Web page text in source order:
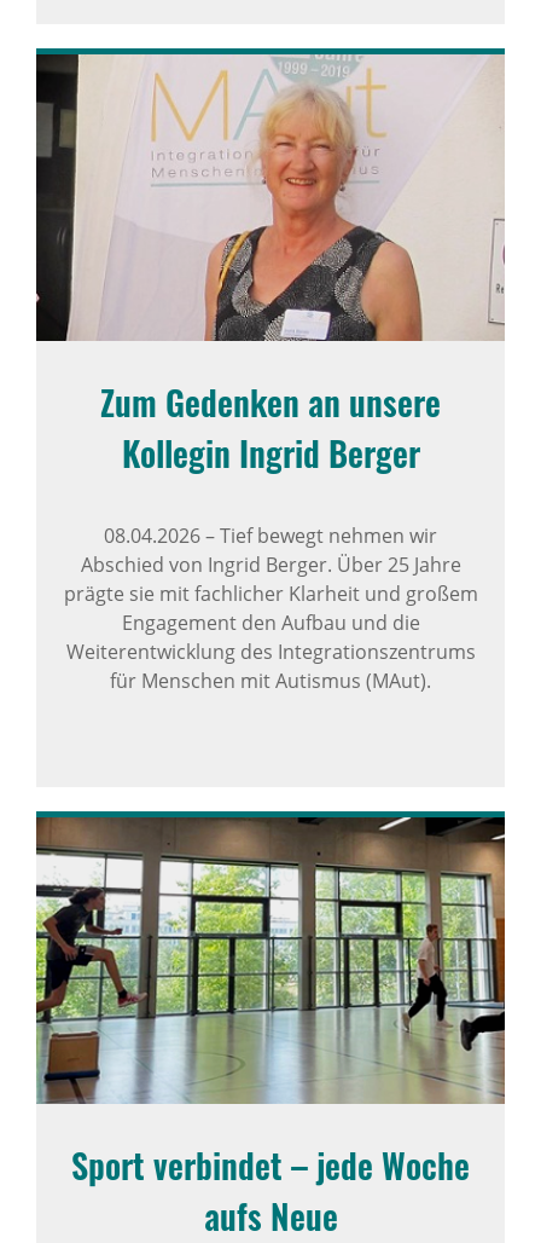
Zum Gedenken an unsere
Kollegin Ingrid Berger
08.04.2026–Tief bewegt nehmen wir
Abschied von Ingrid Berger. Über 25 Jahre
prägte sie mit fachlicher Klarheit und großem
Engagement den Aufbau und die
Weiterentwicklung des Integrationszentrums
für Menschen mit Autismus (MAut).
Sport verbindet – jede Woche
aufs Neue